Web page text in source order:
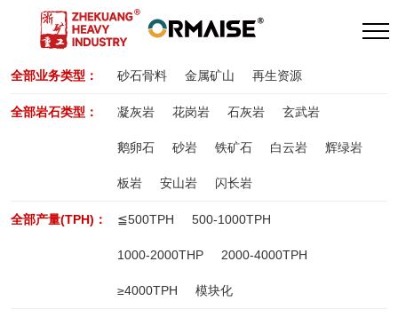
全部业务类型： 砂石骨料 金属矿山 再生资源
全部岩石类型： 凝灰岩 花岗岩 石灰岩 玄武岩
鹅卵石 砂岩 铁矿石 白云岩 辉绿岩
板岩 安山岩 闪长岩
全部产量(TPH)： ≦500TPH 500-1000TPH
1000-2000THP 2000-4000TPH
≥4000TPH 模块化